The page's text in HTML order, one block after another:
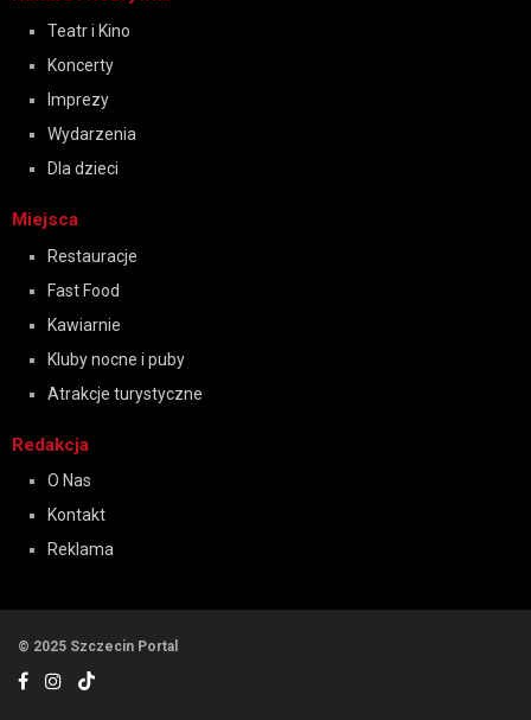
Teatr i Kino
Koncerty
Imprezy
Wydarzenia
Dla dzieci
Miejsca
Restauracje
Fast Food
Kawiarnie
Kluby nocne i puby
Atrakcje turystyczne
Redakcja
O Nas
Kontakt
Reklama
© 2025 Szczecin Portal